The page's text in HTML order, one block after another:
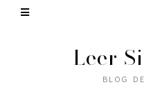
Leer
BLOG